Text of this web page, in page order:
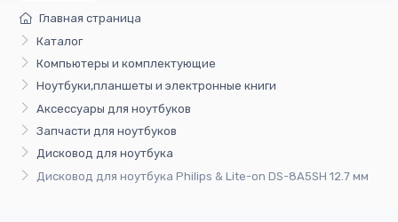
Главная страница
Каталог
Компьютеры и комплектующие
Ноутбуки,планшеты и электронные книги
Аксессуары для ноутбуков
Запчасти для ноутбуков
Дисковод для ноутбука
Дисковод для ноутбука Philips & Lite-on DS-8A5SH 12.7 мм